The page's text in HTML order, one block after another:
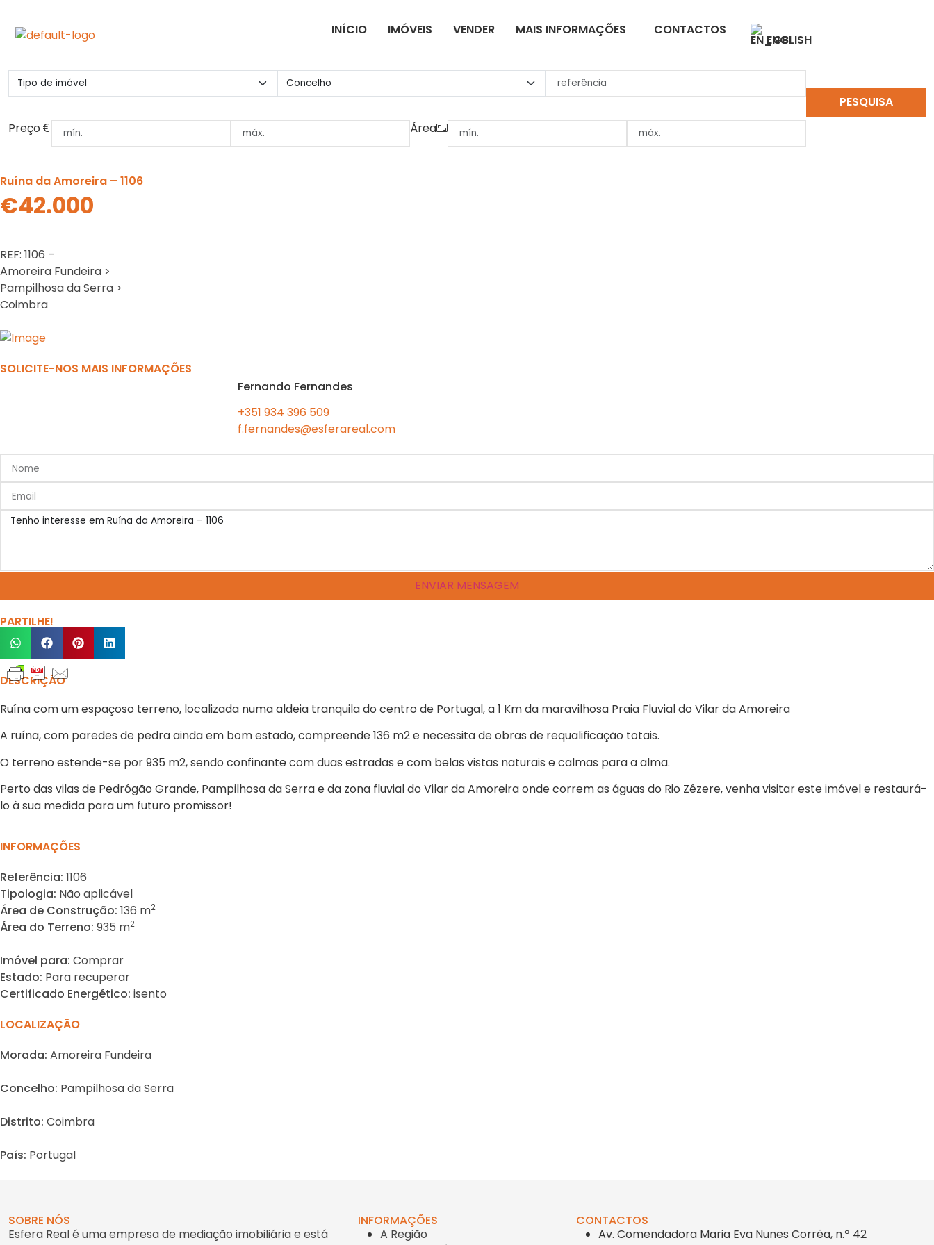
INÍCIO IMÓVEIS VENDER MAIS INFORMAÇÕES CONTACTOS
ENGLISH
Preço Área
PESQUISA
Ruína da Amoreira – 1106
€42.000
REF: 1106 –
Amoreira Fundeira >
Pampilhosa da Serra >
Coimbra
Previous
SOLICITE-NOS MAIS INFORMAÇÕES
Fernando Fernandes
+351 934 396 509
f.fernandes@esferareal.com
ENVIAR MENSAGEM
PARTILHE!
DESCRIÇÃO
Ruína com um espaçoso terreno, localizada numa aldeia tranquila do centro de Portugal, a 1 Km da maravilhosa Praia Fluvial do Vilar da Amoreira
A ruína, com paredes de pedra ainda em bom estado, compreende 136 m2 e necessita de obras de requalificação totais.
O terreno estende-se por 935 m2, sendo confinante com duas estradas e com belas vistas naturais e calmas para a alma.
Perto das vilas de Pedrógão Grande, Pampilhosa da Serra e da zona fluvial do Vilar da Amoreira onde correm as águas do Rio Zêzere, venha visitar este imóvel e restaurá-
lo à sua medida para um futuro promissor!
INFORMAÇÕES
Referência: 1106
Tipologia: Não aplicável
Área de Construção: 136 m2
Área do Terreno: 935 m2
Imóvel para: Comprar
Estado: Para recuperar
Certificado Energético: isento
LOCALIZAÇÃO
Morada: Amoreira Fundeira
Concelho: Pampilhosa da Serra
Distrito: Coimbra
País: Portugal
SOBRE NÓS
Esfera Real é uma empresa de mediação imobiliária e está
INFORMAÇÕES
A Região
CONTACTOS
Av. Comendadora Maria Eva Nunes Corrêa, n.º 42